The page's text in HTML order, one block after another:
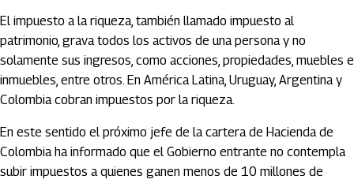
El impuesto a la riqueza, también llamado impuesto al
patrimonio, grava todos los activos de una persona y no
solamente sus ingresos, como acciones, propiedades, muebles e
inmuebles, entre otros. En América Latina, Uruguay, Argentina y
Colombia cobran impuestos por la riqueza.
En este sentido el próximo jefe de la cartera de Hacienda de
Colombia ha informado que el Gobierno entrante no contempla
subir impuestos a quienes ganen menos de 10 millones de